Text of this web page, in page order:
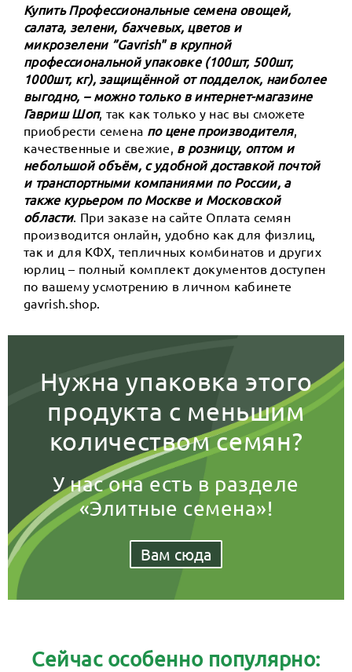
Купить Профессиональные семена овощей,
салата, зелени, бахчевых, цветов и
микрозелени ”Gavrish" в крупной
профессиональной упаковке (100шт, 500шт,
1000шт, кг), защищённой от подделок, наиболее
выгодно, – можно только в интернет-магазине
Гавриш Шоп, так как только у нас вы сможете
приобрести семена по цене производителя,
качественные и свежие, в розницу, оптом и
небольшой объём, с удобной доставкой почтой
и транспортными компаниями по России, а
также курьером по Москве и Московской
области. При заказе на сайте Оплата семян
производится онлайн, удобно как для физлиц,
так и для КФХ, тепличных комбинатов и других
юрлиц – полный комплект документов доступен
по вашему усмотрению в личном кабинете
gavrish.shop.
Нужна упаковка этого
продукта с меньшим
количеством семян?
У нас она есть в разделе
«Элитные семена»!
Вам сюда
Сейчас особенно популярно: